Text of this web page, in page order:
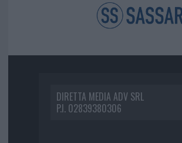
DIRETTA MEDIA ADV SRL
P.I. 02839380306